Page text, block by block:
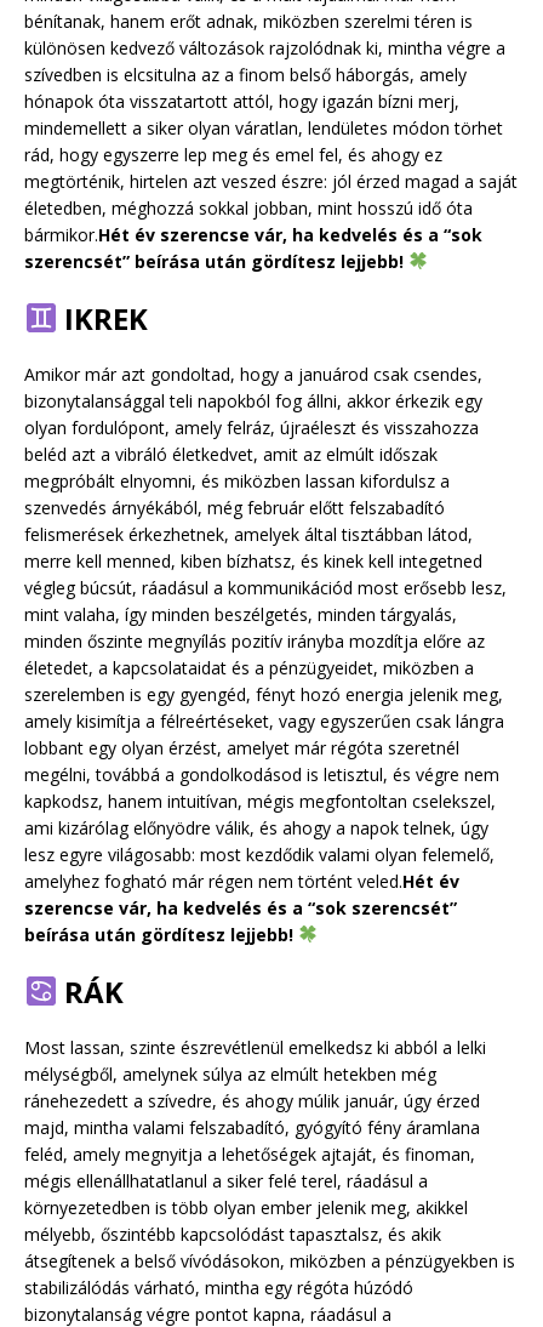
bénítanak, hanem erőt adnak, miközben szerelmi téren is
különösen kedvező változások rajzolódnak ki, mintha végre a
szívedben is elcsitulna az a finom belső háborgás, amely
hónapok óta visszatartott attól, hogy igazán bízni merj,
mindemellett a siker olyan váratlan, lendületes módon törhet
rád, hogy egyszerre lep meg és emel fel, és ahogy ez
megtörténik, hirtelen azt veszed észre: jól érzed magad a saját
életedben, méghozzá sokkal jobban, mint hosszú idő óta
bármikor.Hét év szerencse vár, ha kedvelés és a “sok
szerencsét” beírása után gördítesz lejjebb!
IKREK
Amikor már azt gondoltad, hogy a januárod csak csendes,
bizonytalansággal teli napokból fog állni, akkor érkezik egy
olyan fordulópont, amely felráz, újraéleszt és visszahozza
beléd azt a vibráló életkedvet, amit az elmúlt időszak
megpróbált elnyomni, és miközben lassan kifordulsz a
szenvedés árnyékából, még február előtt felszabadító
felismerések érkezhetnek, amelyek által tisztábban látod,
merre kell menned, kiben bízhatsz, és kinek kell integetned
végleg búcsút, ráadásul a kommunikációd most erősebb lesz,
mint valaha, így minden beszélgetés, minden tárgyalás,
minden őszinte megnyílás pozitív irányba mozdítja előre az
életedet, a kapcsolataidat és a pénzügyeidet, miközben a
szerelemben is egy gyengéd, fényt hozó energia jelenik meg,
amely kisimítja a félreértéseket, vagy egyszerűen csak lángra
lobbant egy olyan érzést, amelyet már régóta szeretnél
megélni, továbbá a gondolkodásod is letisztul, és végre nem
kapkodsz, hanem intuitívan, mégis megfontoltan cselekszel,
ami kizárólag előnyödre válik, és ahogy a napok telnek, úgy
lesz egyre világosabb: most kezdődik valami olyan felemelő,
amelyhez fogható már régen nem történt veled.Hét év
szerencse vár, ha kedvelés és a “sok szerencsét”
beírása után gördítesz lejjebb!
RÁK
Most lassan, szinte észrevétlenül emelkedsz ki abból a lelki
mélységből, amelynek súlya az elmúlt hetekben még
ránehezedett a szívedre, és ahogy múlik január, úgy érzed
majd, mintha valami felszabadító, gyógyító fény áramlana
feléd, amely megnyitja a lehetőségek ajtaját, és finoman,
mégis ellenállhatatlanul a siker felé terel, ráadásul a
környezetedben is több olyan ember jelenik meg, akikkel
mélyebb, őszintébb kapcsolódást tapasztalsz, és akik
átsegítenek a belső vívódásokon, miközben a pénzügyekben is
stabilizálódás várható, mintha egy régóta húzódó
bizonytalanság végre pontot kapna, ráadásul a